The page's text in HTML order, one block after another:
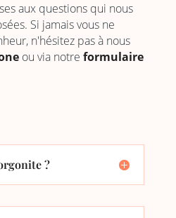
aux questions qui nous
Si jamais vous ne
n'hésitez pas à nous
ou via notre formulaire
?